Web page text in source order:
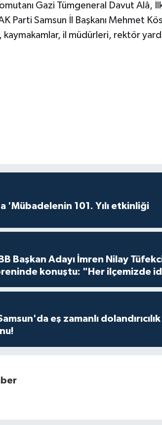
Gazi Tümgeneral Davut Alâ,
Parti Samsun İl Başkanı Mehmet
kaymakamlar, il müdürleri, rektör
'Mübadelenin 101. Yılı etkinliği
Başkan Adayı İmren Nilay
konuştu: "Her ilçemizde
eş zamanlı dolandırıcılık